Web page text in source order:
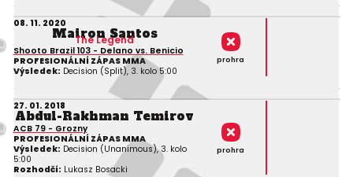
08. 11. 2020
Mairon Santos
The Legend
Shooto Brazil 103 - Delano vs. Benicio
PROFESIONÁLNÍ ZÁPAS MMA
Výsledek: Decision (Split), 3. kolo 5:00
prohra
27. 01. 2018
Abdul-Rakhman Temirov
ACB 79 - Grozny
PROFESIONÁLNÍ ZÁPAS MMA
Výsledek: Decision (Unanimous), 3. kolo
5:00
Rozhodčí: Lukasz Bosacki
prohra